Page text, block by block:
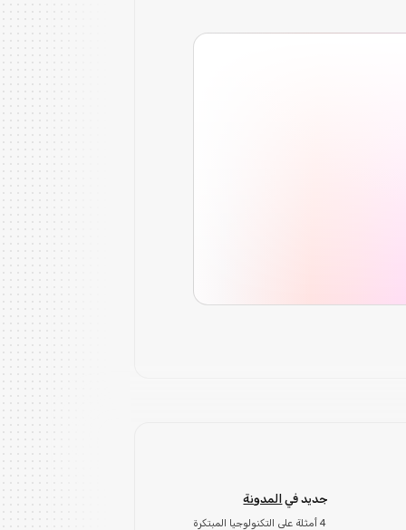
جديد في المدونة
4 أمثلة على التكنولوجيا المبتكرة